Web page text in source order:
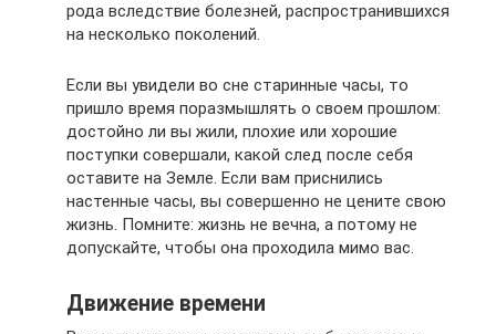
рода вследствие болезней, распространившихся
на несколько поколений.
Если вы увидели во сне старинные часы, то
пришло время поразмышлять о своем прошлом:
достойно ли вы жили, плохие или хорошие
поступки совершали, какой след после себя
оставите на Земле. Если вам приснились
настенные часы, вы совершенно не цените свою
жизнь. Помните: жизнь не вечна, а потому не
допускайте, чтобы она проходила мимо вас.
Движение времени